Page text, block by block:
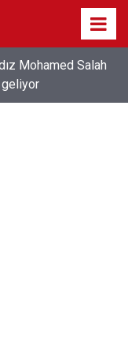
Mohamed Salah
geliyor